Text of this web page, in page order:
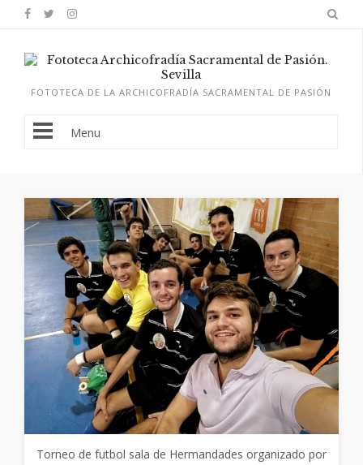
FOTOTECA DE LA ARCHICOFRADÍA SACRAMENTAL DE PASIÓN
Menu
Torneo de futbol sala de Hermandades organizado por